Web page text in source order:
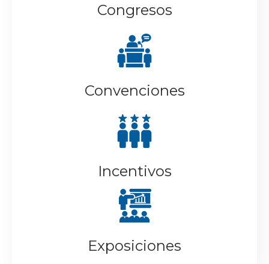
Congresos
Convenciones
Incentivos
Exposiciones